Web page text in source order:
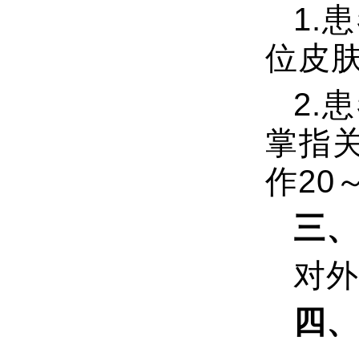
1.
位皮
2.
掌指
作20
三
对
四